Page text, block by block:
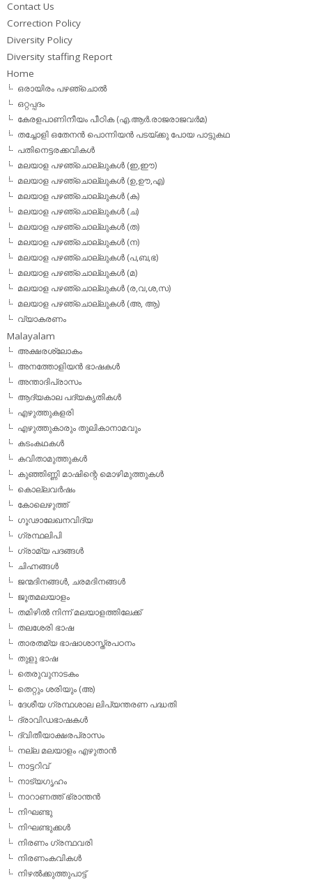
Contact Us
Correction Policy
Diversity Policy
Diversity staffing Report
Home
ഒരായിരം പഴഞ്ചൊല്‍
ഒറ്റപ്പദം
കേരളപാണിനീയം പീഠിക (എ.ആര്‍.രാജരാജവര്‍മ)
തച്ചോളി ഒതേനൻ പൊന്നിയൻ പടയ്‌ക്കു പോയ പാട്ടുകഥ
പതിനെട്ടരക്കവികള്‍
മലയാള പഴഞ്ചൊല്ലുകള്‍ (ഇ,ഈ)
മലയാള പഴഞ്ചൊല്ലുകള്‍ (ഉ,ഊ,എ)
മലയാള പഴഞ്ചൊല്ലുകള്‍ (ക)
മലയാള പഴഞ്ചൊല്ലുകള്‍ (ച)
മലയാള പഴഞ്ചൊല്ലുകള്‍ (ത)
മലയാള പഴഞ്ചൊല്ലുകള്‍ (ന)
മലയാള പഴഞ്ചൊല്ലുകള്‍ (പ,ബ,ഭ)
മലയാള പഴഞ്ചൊല്ലുകള്‍ (മ)
മലയാള പഴഞ്ചൊല്ലുകള്‍ (ര,വ,ശ,സ)
മലയാള പഴഞ്ചൊല്ലുകൾ (അ, ആ)
വ്യാകരണം
Malayalam
അക്ഷരശ്ലോകം
അനത്തോളിയന്‍ ഭാഷകള്‍
അന്താദിപ്രാസം
ആദ്യകാല പദ്യകൃതികള്‍
എഴുത്തുകളരി
എഴുത്തുകാരും തൂലികാനാമവും
കടംകഥകള്‍
കവിതാമുത്തുകള്‍
കുഞ്ഞിണ്ണി മാഷിന്റെ മൊഴിമുത്തുകള്‍
കൊല്ലവര്‍ഷം
കോലെഴുത്ത്
ഗൂഢാലേഖനവിദ്യ
ഗ്രന്ഥലിപി
ഗ്രാമ്യ പദങ്ങള്‍
ചിഹ്നങ്ങള്‍
ജന്മദിനങ്ങള്‍, ചരമദിനങ്ങള്‍
ജൂതമലയാളം
തമിഴില്‍ നിന്ന് മലയാളത്തിലേക്ക്
തലശേരി ഭാഷ
താരതമ്യ ഭാഷാശാസ്ത്രപഠനം
തുളു ഭാഷ
തെരുവുനാടകം
തെറ്റും ശരിയും (അ)
ദേശീയ ഗ്രന്ഥശാല ലിപ്യന്തരണ പദ്ധതി
ദ്രാവിഡഭാഷകള്‍
ദ്വിതീയാക്ഷരപ്രാസം
നല്ല മലയാളം എഴുതാന്‍
നാട്ടറിവ്
നാട്യഗൃഹം
നാറാണത്ത് ഭ്രാന്തന്‍
നിഘണ്ടു
നിഘണ്ടുക്കള്‍
നിരണം ഗ്രന്ഥവരി
നിരണംകവികള്‍
നിഴല്‍ക്കുത്തുപാട്ട്